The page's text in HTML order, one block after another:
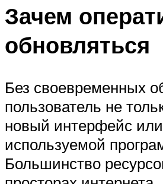
Зачем
обновляться
Без своевременных
пользователь не
новый интерфейс
используемой
Большинство